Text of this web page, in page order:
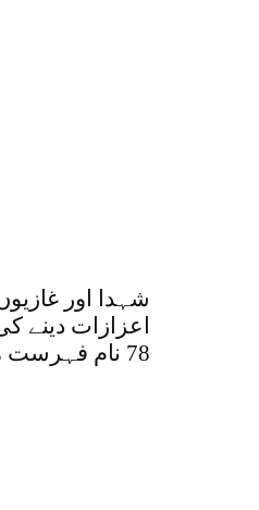
شہدا اور
اعزازات دینے
78 نام فہرست میں شامل